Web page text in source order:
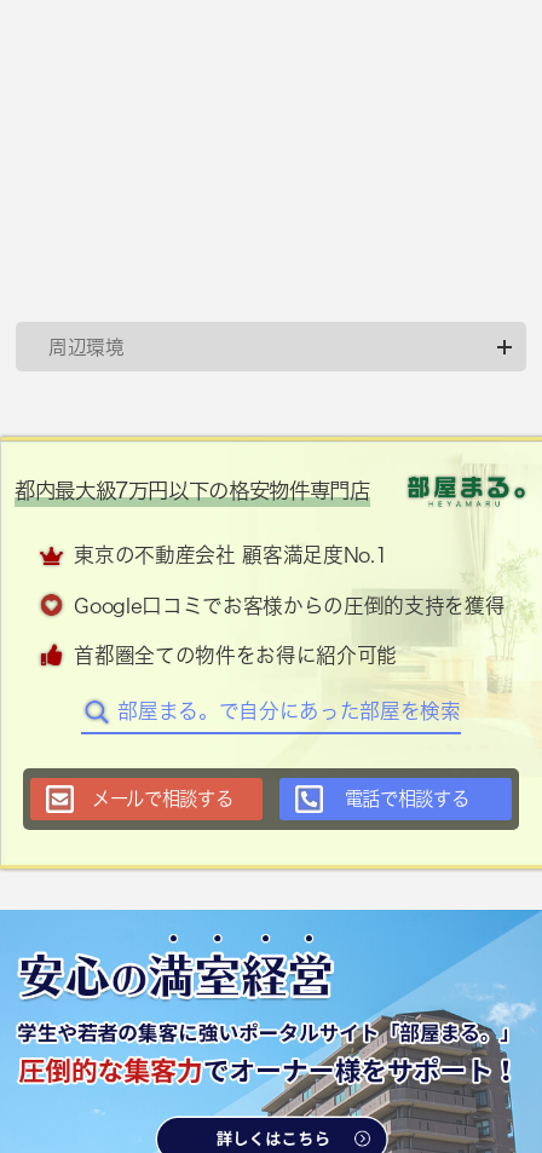
周辺環境
都内最大級7万円以下の格安物件専門店
東京の不動産会社 顧客満足度No.1
Google口コミでお客様からの圧倒的支持を獲得
首都圏全ての物件をお得に紹介可能
部屋まる。で自分にあった部屋を検索
メールで相談する 電話で相談する